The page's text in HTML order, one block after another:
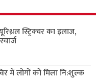
स्ट्रिक्चर का इलाज,
में लोगों को मिला नि:शुल्क